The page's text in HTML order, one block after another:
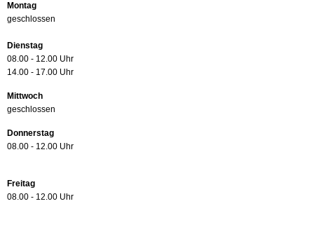
Montag
geschlossen
Dienstag
08.00 - 12.00 Uhr
14.00 - 17.00 Uhr
Mittwoch
geschlossen
Donnerstag
08.00 - 12.00 Uhr
Freitag
08.00 - 12.00 Uhr